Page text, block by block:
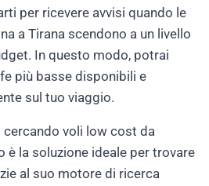
per ricevere avvisi quando le
a Tirana scendono a un livello
In questo modo, potrai
più basse disponibili e
sul tuo viaggio.
cercando voli low cost da
è la soluzione ideale per trovare
al suo motore di ricerca